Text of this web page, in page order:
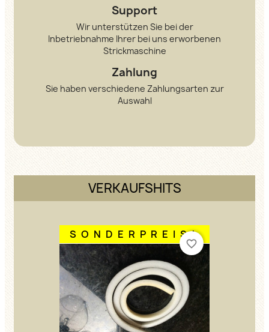
Support
Wir unterstützen Sie bei der
Inbetriebnahme Ihrer bei uns erworbenen
Strickmaschine
Zahlung
Sie haben verschiedene Zahlungsarten zur
Auswahl
VERKAUFSHITS
SONDERPREIS!
favorite_border